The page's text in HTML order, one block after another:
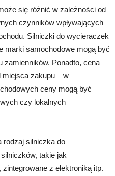
się różnić w zależności od
czynników wpływających
Silniczki do wycieraczek
marki samochodowe mogą być
zamienników. Ponadto, cena
zakupu – w
ceny mogą być
czy lokalnych
rodzaj silniczka do
takie jak
z elektroniką itp.